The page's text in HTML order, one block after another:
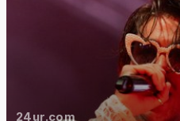
24ur.com